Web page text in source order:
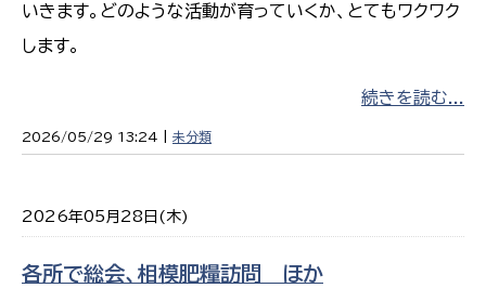
いきます。どのような活動が育っていくか、とてもワクワク
します。
続きを読む...
2026/05/29 13:24 | 未分類
2026年05月28日(木)
各所で総会、相模肥糧訪問 ほか